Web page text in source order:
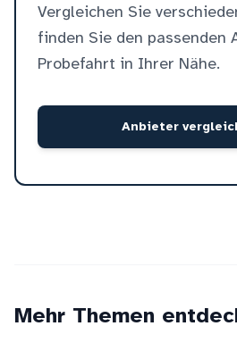
Vergleichen Sie
finden Sie den passenden
Probefahrt in Ihrer Nähe.
Anbieter
Mehr Themen